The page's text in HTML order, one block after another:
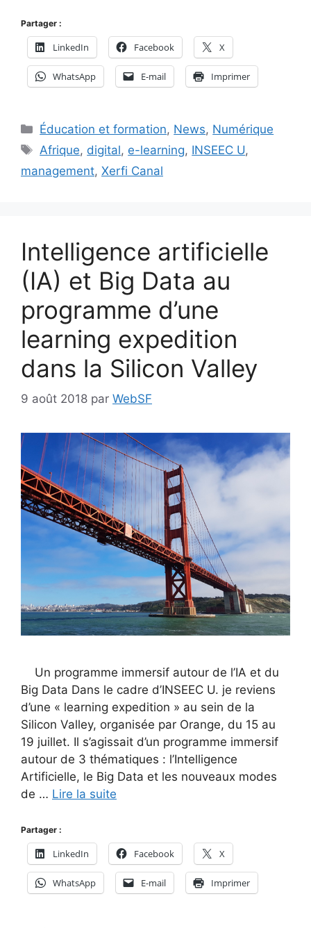
Partager :
LinkedIn Facebook X
WhatsApp E-mail Imprimer
Catégories
Éducation et formation, News, Numérique
Étiquettes
Afrique, digital, e-learning, INSEEC U,
management, Xerfi Canal
Intelligence artificielle
(IA) et Big Data au
programme d’une
learning expedition
dans la Silicon Valley
9 août 2018 par WebSF
Un programme immersif autour de l’IA et du
Big Data Dans le cadre d’INSEEC U. je reviens
d’une « learning expedition » au sein de la
Silicon Valley, organisée par Orange, du 15 au
19 juillet. Il s’agissait d’un programme immersif
autour de 3 thématiques : l’Intelligence
Artificielle, le Big Data et les nouveaux modes
de … Lire la suite
Partager :
LinkedIn Facebook X
WhatsApp E-mail Imprimer